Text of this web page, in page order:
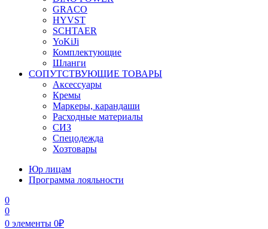
GRACO
HYVST
SCHTAER
YoKiJi
Комплектующие
Шланги
СОПУТСТВУЮЩИЕ ТОВАРЫ
Аксессуары
Кремы
Маркеры, карандаши
Расходные материалы
СИЗ
Спецодежда
Хозтовары
Юр лицам
Программа лояльности
0
0
0 элементы 0₽